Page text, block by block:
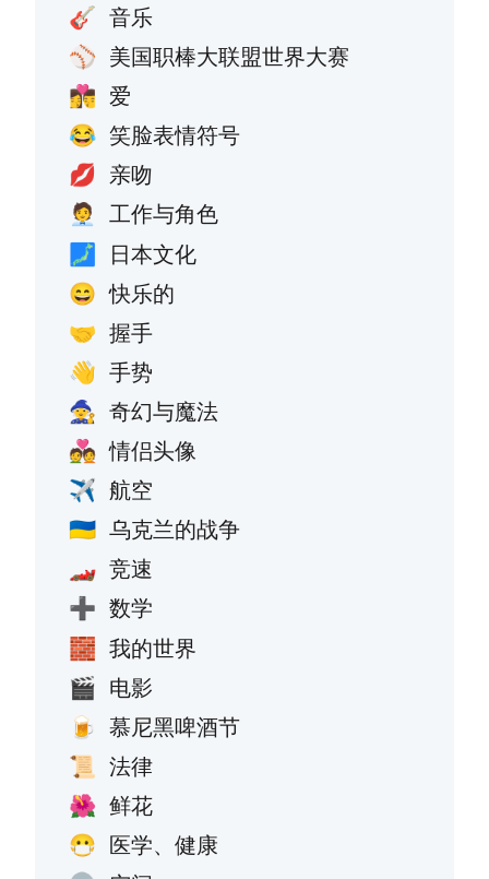
🎸 音乐
⚾ 美国职棒大联盟世界大赛
👩‍❤️‍💋‍👨 爱
😂 笑脸表情符号
💋 亲吻
🧑‍💼 工作与角色
🗾 日本文化
😄 快乐的
🤝 握手
👋 手势
🧙 奇幻与魔法
💑 情侣头像
✈️ 航空
🇺🇦 乌克兰的战争
🏎️ 竞速
➕ 数学
🧱 我的世界
🎬 电影
🍺 慕尼黑啤酒节
📜 法律
🌺 鲜花
😷 医学、健康